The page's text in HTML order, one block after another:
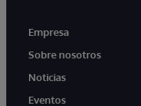
Empresa
Sobre nosotros
Noticias
Eventos